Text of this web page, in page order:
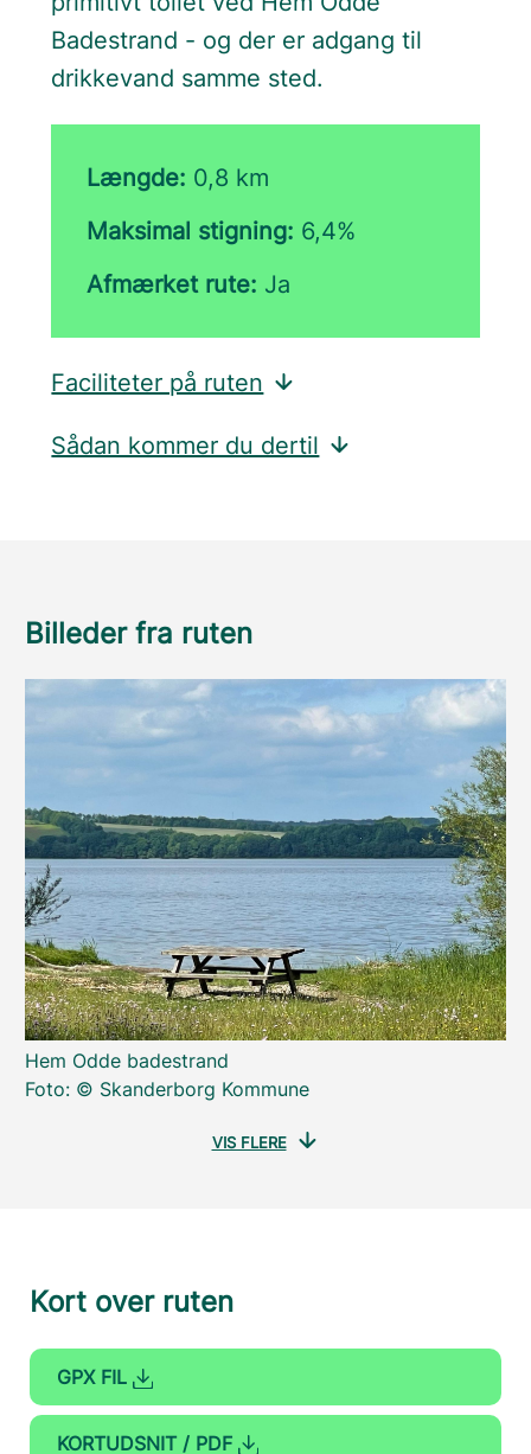
Badestrand - og der er adgang til
drikkevand samme sted.
Længde: 0,8 km
Maksimal stigning: 6,4%
Afmærket rute: Ja
Faciliteter på ruten
Sådan kommer du dertil
Billeder fra ruten
Hem Odde badestrand
Foto: © Skanderborg Kommune
VIS FLERE
Kort over ruten
GPX FIL
KORTUDSNIT / PDF